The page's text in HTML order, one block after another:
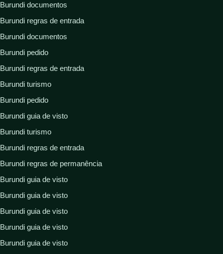
Burundi documentos
Burundi regras de entrada
Burundi documentos
Burundi pedido
Burundi regras de entrada
Burundi turismo
Burundi pedido
Burundi guia de visto
Burundi turismo
Burundi regras de entrada
Burundi regras de permanência
Burundi guia de visto
Burundi guia de visto
Burundi guia de visto
Burundi guia de visto
Burundi guia de visto